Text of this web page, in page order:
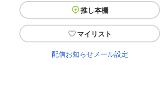
推し本棚
マイリスト
配信お知らせメール設定